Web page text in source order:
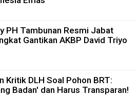
PH Tambunan Resmi Jabat
Gantikan AKBP David Triyo
Kritik DLH Soal Pohon BRT:
Badan' dan Harus Transparan!